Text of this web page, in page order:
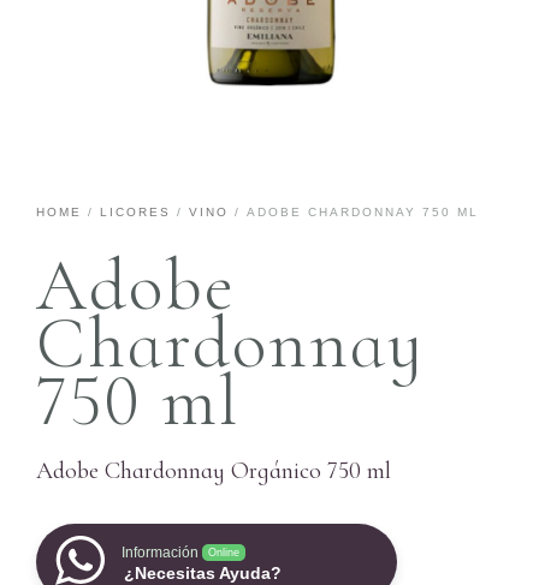
HOME / LICORES / VINO / ADOBE CHARDONNAY 750 ML
Adobe
Chardonnay
750 ml
Adobe Chardonnay Orgánico 750 ml
Información Online
¿Necesitas Ayuda?